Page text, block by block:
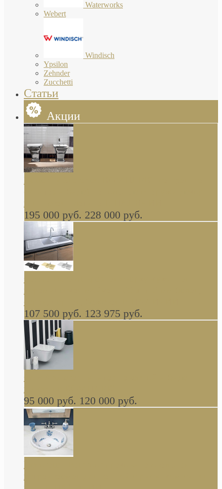
Waterworks
Webert
Windisch
Ypsilon
Zehnder
Zucchetti
Статьи
Акции
Butterfly Scarabeo КОМПЛЕКТ санфаянса
глянцевая платина В НАЛИЧИИ
195 000 руб. 228 000 руб.
керамическая мойка 1160 x 510 мм белая,
серая, черная, бежевая В НАЛИЧИИ
107 500 руб. 123 975 руб.
навесное КОМПЛЕКТ
95 000 руб. 120 000 руб.
Decorated Bathroom раковина овальная
встраиваемая для ванной с рисунком синяя